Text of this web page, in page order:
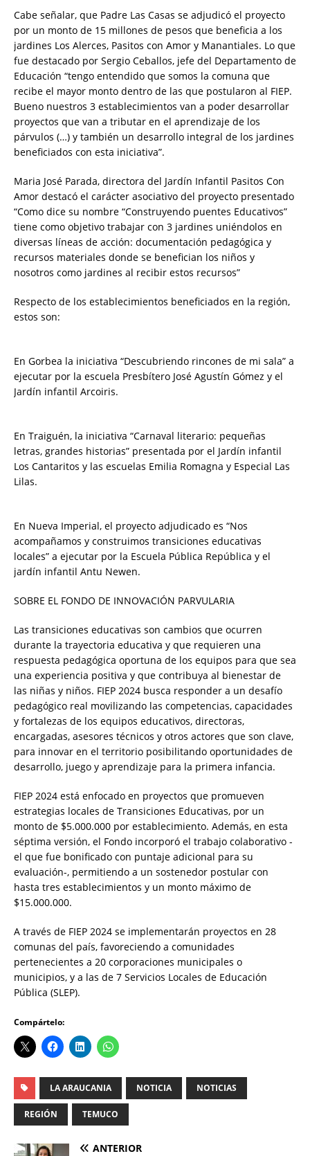
Cabe señalar, que Padre Las Casas se adjudicó el proyecto
por un monto de 15 millones de pesos que beneficia a los
jardines Los Alerces, Pasitos con Amor y Manantiales. Lo que
fue destacado por Sergio Ceballos, jefe del Departamento de
Educación “tengo entendido que somos la comuna que
recibe el mayor monto dentro de las que postularon al FIEP.
Bueno nuestros 3 establecimientos van a poder desarrollar
proyectos que van a tributar en el aprendizaje de los
párvulos (…) y también un desarrollo integral de los jardines
beneficiados con esta iniciativa”.
Maria José Parada, directora del Jardín Infantil Pasitos Con
Amor destacó el carácter asociativo del proyecto presentado
“Como dice su nombre “Construyendo puentes Educativos”
tiene como objetivo trabajar con 3 jardines uniéndolos en
diversas líneas de acción: documentación pedagógica y
recursos materiales donde se benefician los niños y
nosotros como jardines al recibir estos recursos”
Respecto de los establecimientos beneficiados en la región,
estos son:
En Gorbea la iniciativa “Descubriendo rincones de mi sala” a
ejecutar por la escuela Presbítero José Agustín Gómez y el
Jardín infantil Arcoiris.
En Traiguén, la iniciativa “Carnaval literario: pequeñas
letras, grandes historias” presentada por el Jardín infantil
Los Cantaritos y las escuelas Emilia Romagna y Especial Las
Lilas.
En Nueva Imperial, el proyecto adjudicado es “Nos
acompañamos y construimos transiciones educativas
locales” a ejecutar por la Escuela Pública República y el
jardín infantil Antu Newen.
SOBRE EL FONDO DE INNOVACIÓN PARVULARIA
Las transiciones educativas son cambios que ocurren
durante la trayectoria educativa y que requieren una
respuesta pedagógica oportuna de los equipos para que sea
una experiencia positiva y que contribuya al bienestar de
las niñas y niños. FIEP 2024 busca responder a un desafío
pedagógico real movilizando las competencias, capacidades
y fortalezas de los equipos educativos, directoras,
encargadas, asesores técnicos y otros actores que son clave,
para innovar en el territorio posibilitando oportunidades de
desarrollo, juego y aprendizaje para la primera infancia.
FIEP 2024 está enfocado en proyectos que promueven
estrategias locales de Transiciones Educativas, por un
monto de $5.000.000 por establecimiento. Además, en esta
séptima versión, el Fondo incorporó el trabajo colaborativo -
el que fue bonificado con puntaje adicional para su
evaluación-, permitiendo a un sostenedor postular con
hasta tres establecimientos y un monto máximo de
$15.000.000.
A través de FIEP 2024 se implementarán proyectos en 28
comunas del país, favoreciendo a comunidades
pertenecientes a 20 corporaciones municipales o
municipios, y a las de 7 Servicios Locales de Educación
Pública (SLEP).
Compártelo:
LA ARAUCANIA NOTICIA NOTICIAS
REGIÓN TEMUCO
ANTERIOR